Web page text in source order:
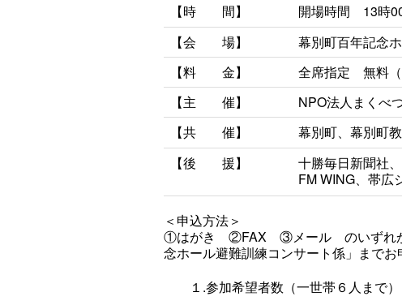
【時 間】
開場時間 13
【会 場】
幕別町百年記念
【料 金】
全席指定 無料（
【主 催】
NPO法人まくべ
【共 催】
幕別町、幕別町
【後 援】
十勝毎日新聞社
FM WING、 帯広
＜申込方法＞
①はがき ②FAX ③メール のいずれか
念ホール避難訓練コンサート係」までお
１.参加希望者数（一世帯６人まで）